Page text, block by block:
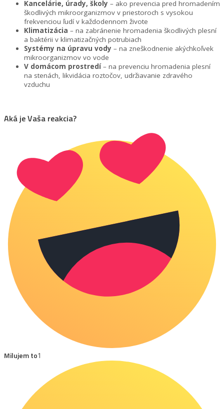
Kancelárie, úrady, školy – ako prevencia pred hromadením
škodlivých mikroorganizmov v priestoroch s vysokou
frekvenciou ľudí v každodennom živote
Klimatizácia – na zabránenie hromadenia škodlivých plesní
a baktérii v klimatizačných potrubiach
Systémy na úpravu vody – na zneškodnenie akýchkoľvek
mikroorganizmov vo vode
V domácom prostredí– na prevenciu hromadenia plesní
na stenách, likvidácia roztočov, udržiavanie zdravého
vzduchu
Aká je Vaša reakcia?
Milujem to1